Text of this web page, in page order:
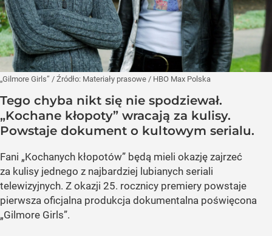
„Gilmore Girls” / Źródło: Materiały prasowe / HBO Max Polska
Tego chyba nikt się nie spodziewał.
„Kochane kłopoty” wracają za kulisy.
Powstaje dokument o kultowym serialu.
Fani „Kochanych kłopotów” będą mieli okazję zajrzeć
za kulisy jednego z najbardziej lubianych seriali
telewizyjnych. Z okazji 25. rocznicy premiery powstaje
pierwsza oficjalna produkcja dokumentalna poświęcona
„Gilmore Girls”.